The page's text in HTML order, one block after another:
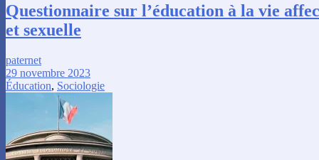
Questionnaire sur l’éducation à la vie
et sexuelle
paternet
29 novembre 2023
Éducation, Sociologie